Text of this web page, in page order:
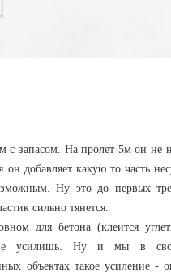
запасом. На пролет 5м он не
добавляет какую то часть
Ну это до первых
сильно тянется.
для бетона (клеится
усилишь. Ну и мы в свое
объектах такое усиление -